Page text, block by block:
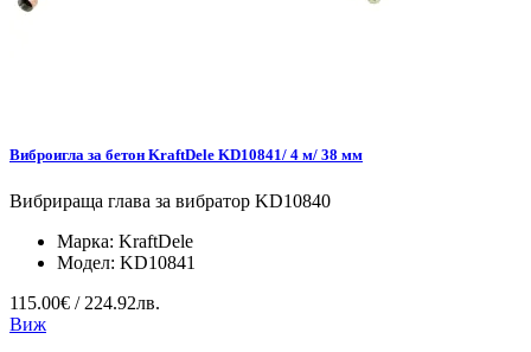
Виброигла за бетон KraftDele KD10841/ 4 м/ 38 мм
Вибрираща глава за вибратор KD10840
Марка: KraftDele
Модел: KD10841
115.00€ / 224.92лв.
Виж